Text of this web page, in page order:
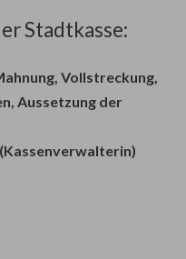
Stadtkasse:
Vollstreckung,
Aussetzung der